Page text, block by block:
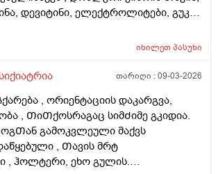
დევიტინი, ელექტროლიტები, გუკის
ᲗოდუაᲨი და მიᲗხრა
გარეᲨე როგორ
ამა მდგომარეობას Თავი.
არ აფინანსებს სადაზᲦვეო და
არ მაქვს რომ 1000 ლარები ვიხადო
წამალი ისეᲗი რომ
იხილეთპასუხი
თარიღი :09-03-2026
, ორიენტაციის დაკარგვა,
, ᲗიᲗქოსრაგაც სიმᲫიმე გკიდია.
გამოკვლეული მაქვს
, Თავის მრტ
, ჰოლტერი, ეხო გულის.